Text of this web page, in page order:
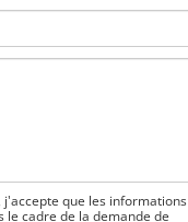
que les informations
le cadre de la demande de